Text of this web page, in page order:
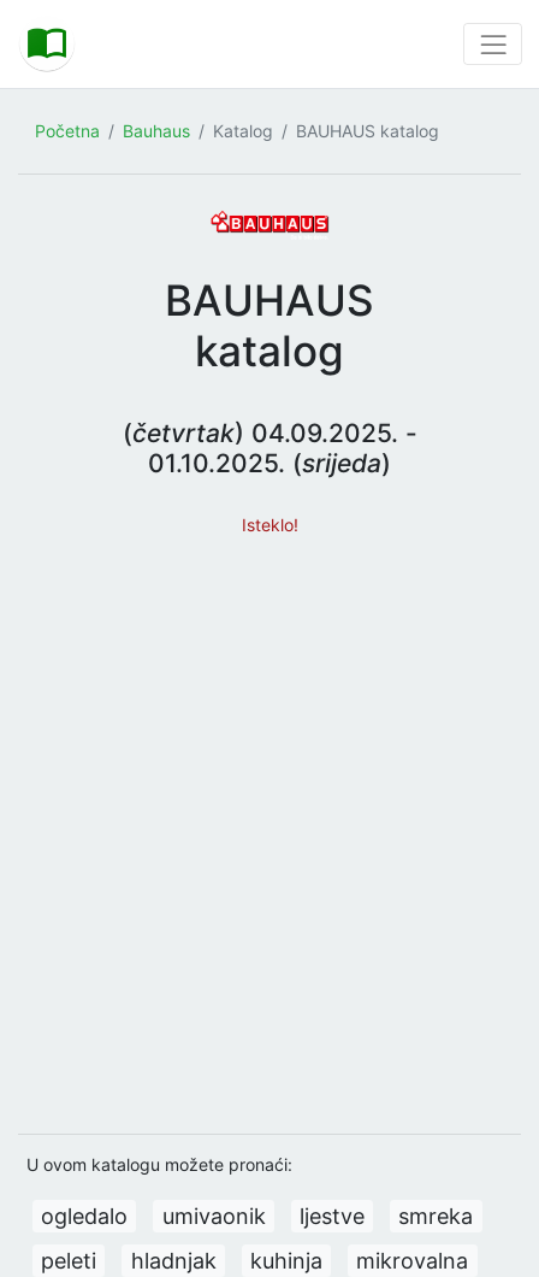
Početna Bauhaus Katalog BAUHAUS katalog
BAUHAUS
katalog
(četvrtak) 04.09.2025. -
01.10.2025. (srijeda)
Isteklo!
U ovom katalogu možete pronaći:
ogledalo umivaonik ljestve
smreka
peleti
hladnjak kuhinja
mikrovalna